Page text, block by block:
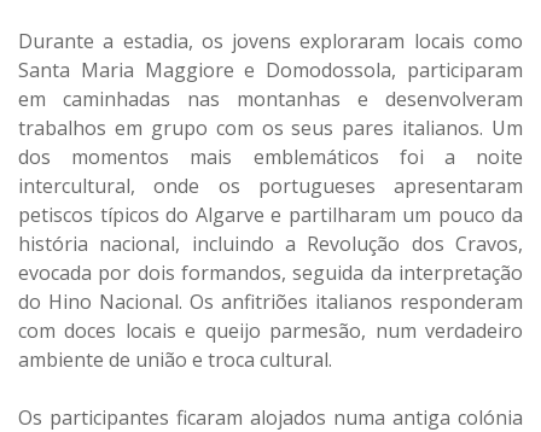
Durante a estadia, os jovens exploraram locais como
Santa Maria Maggiore e Domodossola, participaram
em caminhadas nas montanhas e desenvolveram
trabalhos em grupo com os seus pares italianos. Um
dos momentos mais emblemáticos foi a noite
intercultural, onde os portugueses apresentaram
petiscos típicos do Algarve e partilharam um pouco da
história nacional, incluindo a Revolução dos Cravos,
evocada por dois formandos, seguida da interpretação
do Hino Nacional. Os anfitriões italianos responderam
com doces locais e queijo parmesão, num verdadeiro
ambiente de união e troca cultural.
Os participantes ficaram alojados numa antiga colónia